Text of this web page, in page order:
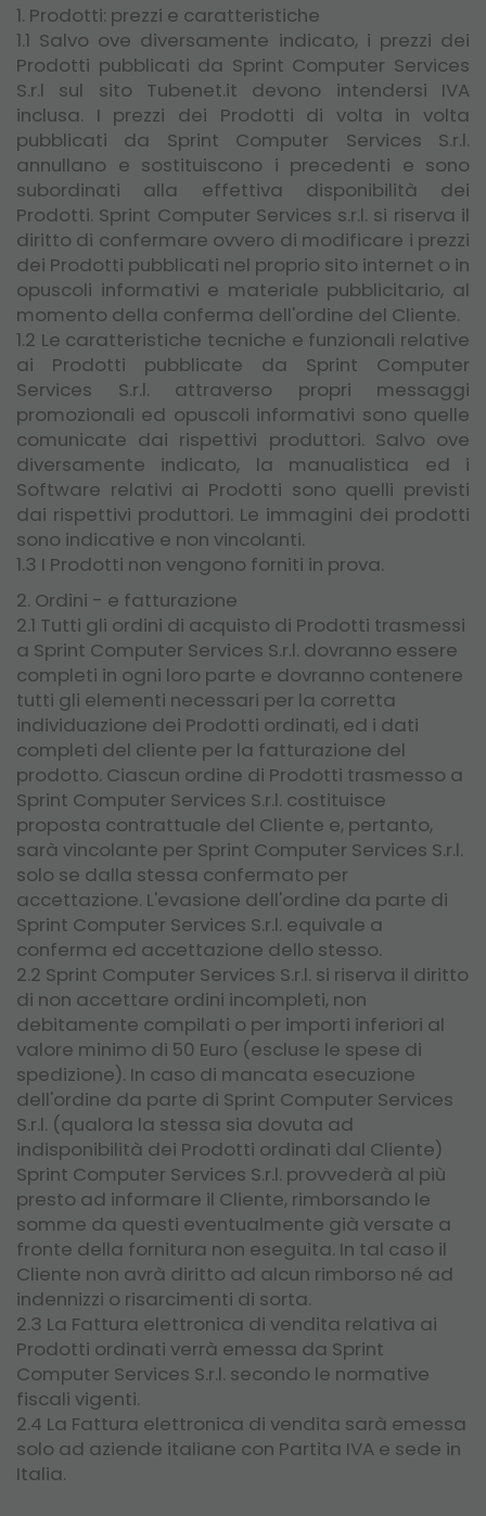
1. Prodotti: prezzi e caratteristiche
1.1 Salvo ove diversamente indicato, i prezzi dei
Prodotti pubblicati da Sprint Computer Services
S.r.l sul sito Tubenet.it devono intendersi IVA
inclusa. I prezzi dei Prodotti di volta in volta
pubblicati da Sprint Computer Services S.r.l.
annullano e sostituiscono i precedenti e sono
subordinati alla effettiva disponibilità dei
Prodotti. Sprint Computer Services s.r.l. si riserva il
diritto di confermare ovvero di modificare i prezzi
dei Prodotti pubblicati nel proprio sito internet o in
opuscoli informativi e materiale pubblicitario, al
momento della conferma dell'ordine del Cliente.
1.2 Le caratteristiche tecniche e funzionali relative
ai Prodotti pubblicate da Sprint Computer
Services S.r.l. attraverso propri messaggi
promozionali ed opuscoli informativi sono quelle
comunicate dai rispettivi produttori. Salvo ove
diversamente indicato, la manualistica ed i
Software relativi ai Prodotti sono quelli previsti
dai rispettivi produttori. Le immagini dei prodotti
sono indicative e non vincolanti.
1.3 I Prodotti non vengono forniti in prova.
2. Ordini - e fatturazione
2.1 Tutti gli ordini di acquisto di Prodotti trasmessi
a Sprint Computer Services S.r.l. dovranno essere
completi in ogni loro parte e dovranno contenere
tutti gli elementi necessari per la corretta
individuazione dei Prodotti ordinati, ed i dati
completi del cliente per la fatturazione del
prodotto. Ciascun ordine di Prodotti trasmesso a
Sprint Computer Services S.r.l. costituisce
proposta contrattuale del Cliente e, pertanto,
sarà vincolante per Sprint Computer Services S.r.l.
solo se dalla stessa confermato per
accettazione. L'evasione dell'ordine da parte di
Sprint Computer Services S.r.l. equivale a
conferma ed accettazione dello stesso.
2.2 Sprint Computer Services S.r.l. si riserva il diritto
di non accettare ordini incompleti, non
debitamente compilati o per importi inferiori al
valore minimo di 50 Euro (escluse le spese di
spedizione). In caso di mancata esecuzione
dell'ordine da parte di Sprint Computer Services
S.r.l. (qualora la stessa sia dovuta ad
indisponibilità dei Prodotti ordinati dal Cliente)
Sprint Computer Services S.r.l. provvederà al più
presto ad informare il Cliente, rimborsando le
somme da questi eventualmente già versate a
fronte della fornitura non eseguita. In tal caso il
Cliente non avrà diritto ad alcun rimborso né ad
indennizzi o risarcimenti di sorta.
2.3 La Fattura elettronica di vendita relativa ai
Prodotti ordinati verrà emessa da Sprint
Computer Services S.r.l. secondo le normative
fiscali vigenti.
2.4 La Fattura elettronica di vendita sarà emessa
solo ad aziende italiane con Partita IVA e sede in
Italia.